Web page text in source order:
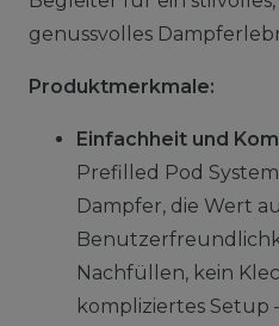
genussvolles
Produktmerkmale:
Einfachheit und
Prefilled Pod
Dampfer, die Wert
Nachfüllen, kein
kompliziertes Setup